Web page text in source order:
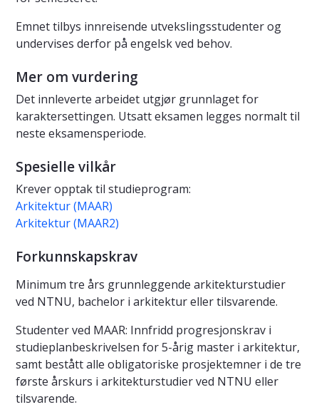
Emnet tilbys innreisende utvekslingsstudenter og
undervises derfor på engelsk ved behov.
Mer om vurdering
Det innleverte arbeidet utgjør grunnlaget for
karaktersettingen. Utsatt eksamen legges normalt til
neste eksamensperiode.
Spesielle vilkår
Krever opptak til studieprogram:
Arkitektur (MAAR)
Arkitektur (MAAR2)
Forkunnskapskrav
Minimum tre års grunnleggende arkitekturstudier
ved NTNU, bachelor i arkitektur eller tilsvarende.
Studenter ved MAAR: Innfridd progresjonskrav i
studieplanbeskrivelsen for 5-årig master i arkitektur,
samt bestått alle obligatoriske prosjektemner i de tre
første årskurs i arkitekturstudier ved NTNU eller
tilsvarende.